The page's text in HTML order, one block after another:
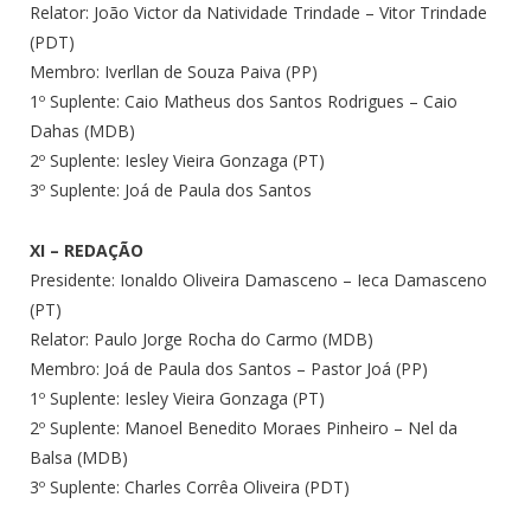
Relator: João Victor da Natividade Trindade – Vitor Trindade
(PDT)
Membro: Iverllan de Souza Paiva (PP)
1º Suplente: Caio Matheus dos Santos Rodrigues – Caio
Dahas (MDB)
2º Suplente: Iesley Vieira Gonzaga (PT)
3º Suplente: Joá de Paula dos Santos
XI – REDAÇÃO
Presidente: Ionaldo Oliveira Damasceno – Ieca Damasceno
(PT)
Relator: Paulo Jorge Rocha do Carmo (MDB)
Membro: Joá de Paula dos Santos – Pastor Joá (PP)
1º Suplente: Iesley Vieira Gonzaga (PT)
2º Suplente: Manoel Benedito Moraes Pinheiro – Nel da
Balsa (MDB)
3º Suplente: Charles Corrêa Oliveira (PDT)